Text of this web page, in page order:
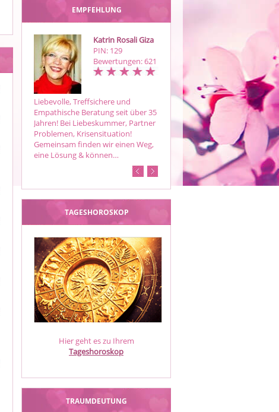
EMPFEHLUNG
Katrin Rosali Giza
PIN: 129
Bewertungen: 621
Liebevolle, Treffsichere und
Empathische Beratung seit über 35
Jahren! Bei Liebeskummer, Partner
Problemen, Krisensituation!
Gemeinsam finden wir einen Weg,
eine Lösung & können…
PIN: 787
Bewertungen:
Hellfühlendes und hellsichtiges
Medium begleitet Sie ein Stück
Ihres Weges. Lösungsorientiert
und treffsicher.
TAGESHOROSKOP
Hier geht es zu Ihrem
Tageshoroskop
TRAUMDEUTUNG